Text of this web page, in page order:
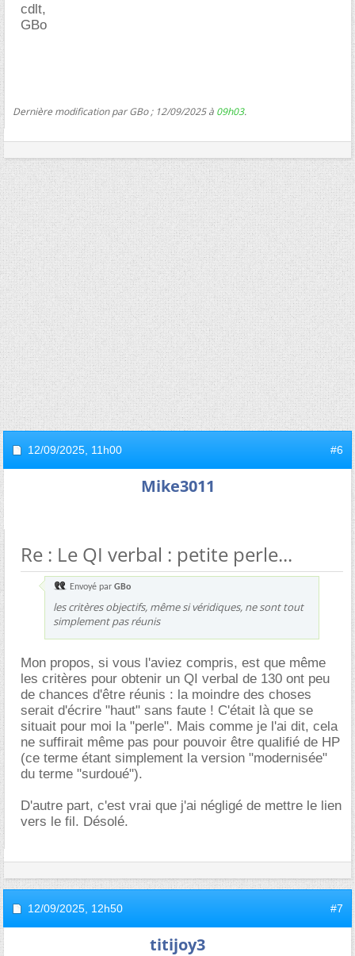
cdlt,
GBo
Dernière modification par GBo ; 12/09/2025 à 09h03.
12/09/2025, 11h00 #6
Mike3011
Re : Le QI verbal : petite perle...
Envoyé par GBo
les critères objectifs, même si véridiques, ne sont tout
simplement pas réunis
Mon propos, si vous l'aviez compris, est que même
les critères pour obtenir un QI verbal de 130 ont peu
de chances d'être réunis : la moindre des choses
serait d'écrire "haut" sans faute ! C'était là que se
situait pour moi la "perle". Mais comme je l'ai dit, cela
ne suffirait même pas pour pouvoir être qualifié de HP
(ce terme étant simplement la version "modernisée"
du terme "surdoué").
D'autre part, c'est vrai que j'ai négligé de mettre le lien
vers le fil. Désolé.
12/09/2025, 12h50 #7
titijoy3